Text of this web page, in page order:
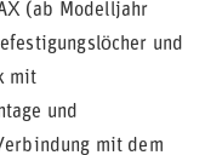
(ab Modelljahr
und
mit
und
mit dem